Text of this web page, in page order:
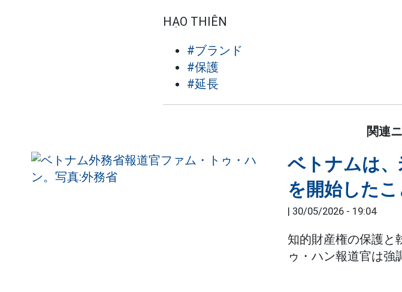
HẠO THIÊN
#ブランド
#保護
#延長
関連
ベトナムは
を開始した
30/05/2026 - 19:04
知的財産権の保護と
ゥ・ハン報道官は強